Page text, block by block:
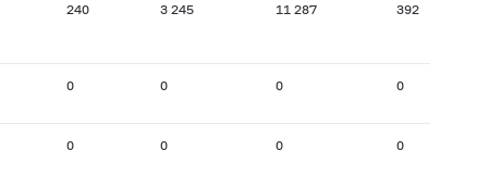
240 3 245 11 287 392
0 0 0 0
0 0 0 0